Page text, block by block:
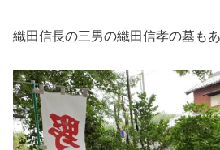
織田信長の三男の織田信孝の墓もあ